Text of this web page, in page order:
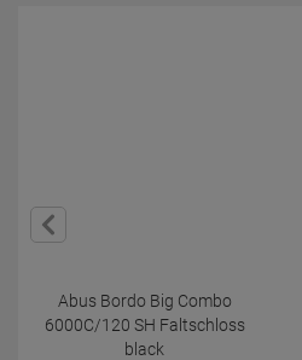
Abus Bordo Big Combo
6000C/120 SH Faltschloss
black